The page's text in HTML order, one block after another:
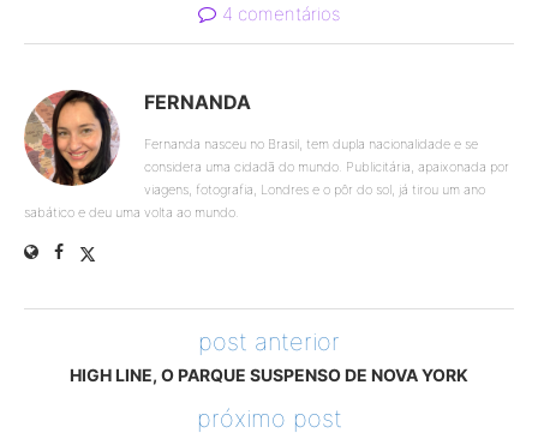
4 comentários
FERNANDA
Fernanda nasceu no Brasil, tem dupla nacionalidade e se
considera uma cidadã do mundo. Publicitária, apaixonada por
viagens, fotografia, Londres e o pôr do sol, já tirou um ano
sabático e deu uma volta ao mundo.
post anterior
HIGH LINE, O PARQUE SUSPENSO DE NOVA YORK
próximo post